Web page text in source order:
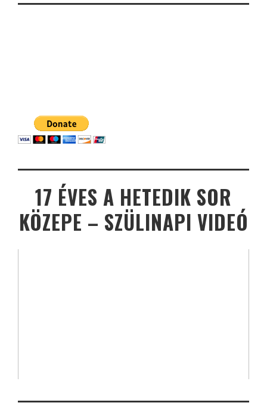
17 ÉVES A HETEDIK SOR
KÖZEPE – SZÜLINAPI VIDEÓ